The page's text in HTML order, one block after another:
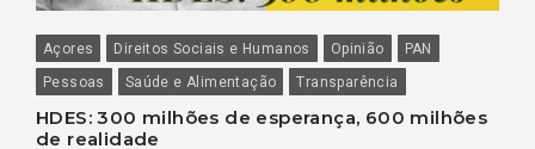
Açores Direitos Sociais e Humanos Opinião
PAN
Pessoas
Saúde e Alimentação Transparência
HDES: 300 milhões de esperança, 600 milhões
de realidade